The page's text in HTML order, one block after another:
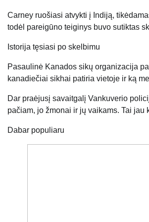
Carney ruošiasi atvykti į Indiją,
todėl pareigūno teiginys buvo sutiktas
Istorija tęsiasi po skelbimu
Pasaulinė Kanados sikų organizacija
kanadiečiai sikhai patiria vietoje ir ką
Dar praėjusį savaitgalį Vankuverio
pačiam, jo ​​žmonai ir jų vaikams. Tai
Dabar populiaru